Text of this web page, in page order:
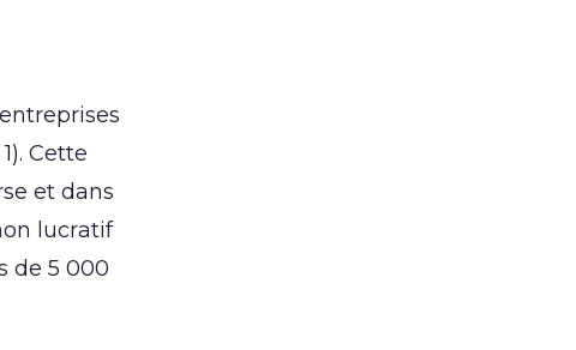
Cette
et dans
lucratif
de 5 000